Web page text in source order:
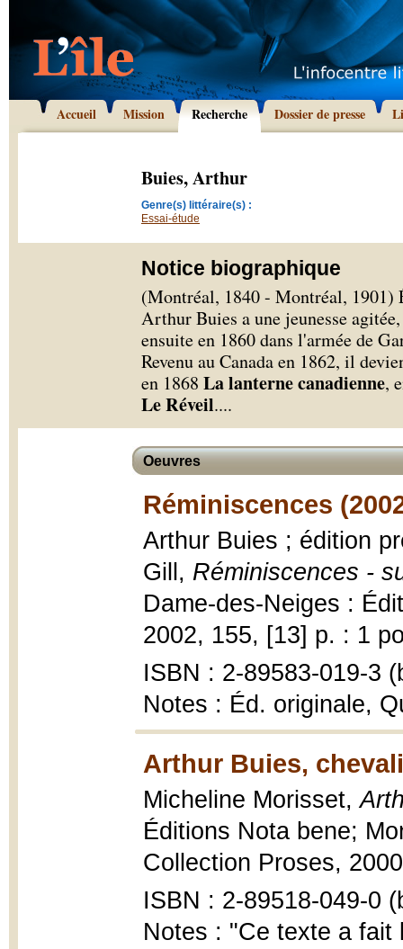
Accueil Mission Recherche Dossier de presse
Buies, Arthur
Genre(s) littéraire(s) :
Essai-étude
Notice biographique
(Montréal, 1840 - Montréal, 1901)
Arthur Buies a une jeunesse
ensuite en 1860 dans l'armée de
Revenu au Canada en 1862, il
en 1868 La lanterne canadienne,
Le Réveil....
Oeuvres
Réminiscences
Arthur Buies ; édition
Gill, Réminiscences -
Dame-des-Neiges :
2002, 155, [13] p. : 1
ISBN : 2-89583-019-3
Notes : Éd. originale,
Arthur Buies,
Micheline Morisset,
Éditions Nota bene;
Collection Proses,
ISBN : 2-89518-049-0
Notes : "Ce texte a fait